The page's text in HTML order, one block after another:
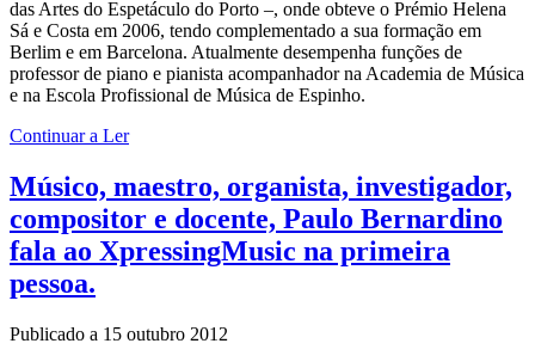
das Artes do Espetáculo do Porto –, onde obteve o Prémio Helena
Sá e Costa em 2006, tendo complementado a sua formação em
Berlim e em Barcelona. Atualmente desempenha funções de
professor de piano e pianista acompanhador na Academia de Música
e na Escola Profissional de Música de Espinho.
Continuar a Ler
Músico, maestro, organista, investigador,
compositor e docente, Paulo Bernardino
fala ao XpressingMusic na primeira
pessoa.
Publicado a 15 outubro 2012